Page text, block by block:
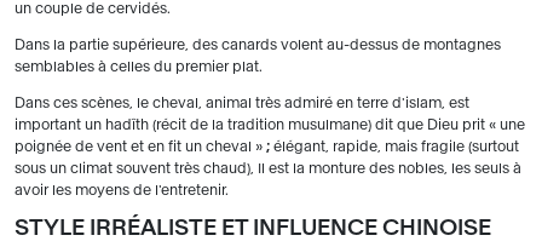
un couple de cervidés.
Dans la partie supérieure, des canards volent au-dessus de montagnes
semblables à celles du premier plat.
Dans ces scènes, le cheval, animal très admiré en terre d'islam, est
important un hadîth (récit de la tradition musulmane) dit que Dieu prit « une
poignée de vent et en fit un cheval » ; élégant, rapide, mais fragile (surtout
sous un climat souvent très chaud), Il est la monture des nobles, les seuls à
avoir les moyens de l'entretenir.
STYLE IRRÉALISTE ET INFLUENCE CHINOISE